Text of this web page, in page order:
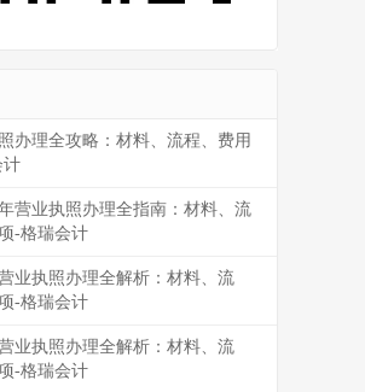
办理全攻略：材料、流程、费用
计
营业执照办理全指南：材料、流
-格瑞会计
业执照办理全解析：材料、流
-格瑞会计
业执照办理全解析：材料、流
-格瑞会计